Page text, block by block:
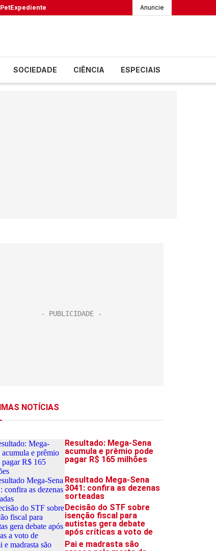
PetExpediente Anuncie
SOCIEDADE CIÊNCIA ESPECIAIS